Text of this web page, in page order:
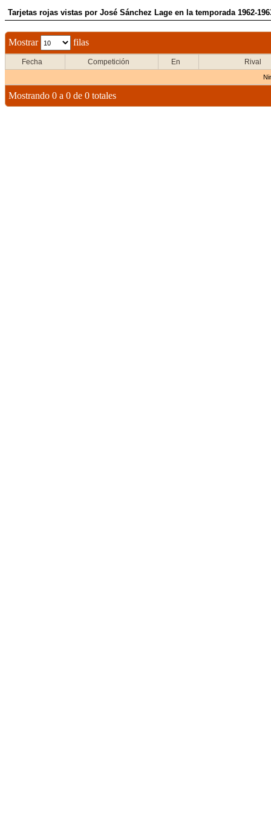
Tarjetas rojas vistas por José Sánchez Lage en la temporada 1962-
Mostrar filas
Fecha Competición En Rival
Mostrando 0 a 0 de 0 totales